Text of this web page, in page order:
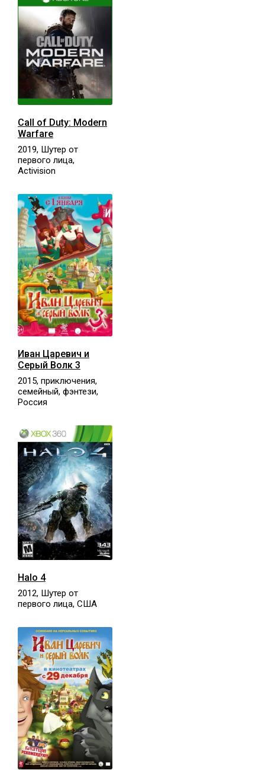
Call of Duty: Modern
Warfare
2019, Шутер от
первого лица,
Activision
Иван Царевич и
Серый Волк 3
2015, приключения,
семейный, фэнтези,
Россия
Halo 4
2012, Шутер от
первого лица, США